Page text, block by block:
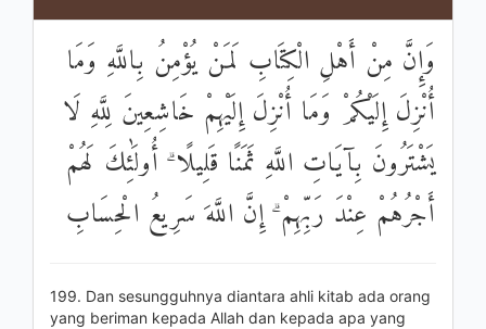
وَإِنَّ مِنْ أَهْلِ الْكِتَابِ لَمَنْ يُؤْمِنُ بِاللَّهِ وَمَا
أُنْزِلَ إِلَيْكُمْ وَمَا أُنْزِلَ إِلَيْهِمْ خَاشِعِينَ لِلَّهِ لَا
يَشْتَرُونَ بِآيَاتِ اللَّهِ ثَمَنًا قَلِيلًا ۗ أُولَٰئِكَ لَهُمْ
أَجْرُهُمْ عِنْدَ رَبِّهِمْ ۗ إِنَّ اللَّهَ سَرِيعُ الْحِسَابِ
199. Dan sesungguhnya diantara ahli kitab ada orang
yang beriman kepada Allah dan kepada apa yang